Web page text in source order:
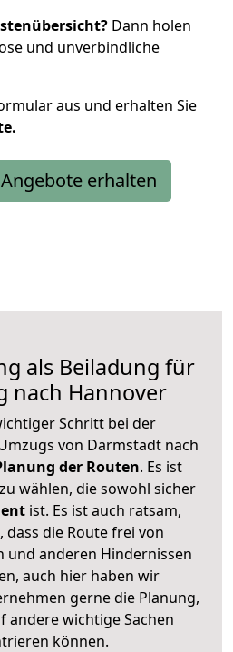
Dann holen
und unverbindliche
aus und erhalten Sie
erhalten
als Beiladung für
nach Hannover
Schritt bei der
von Darmstadt nach
der Routen. Es ist
wählen, die sowohl sicher
ist. Es ist auch ratsam,
dass die Route frei von
und anderen Hindernissen
auch hier haben wir
gerne die Planung,
andere wichtige Sachen
können.